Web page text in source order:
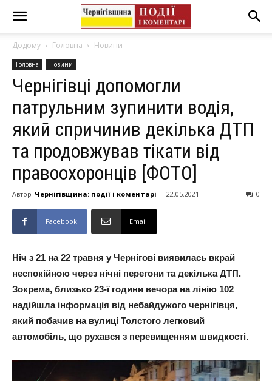
Додому Головна Новини
Головна Новини
Чернігівці допомогли
патрульним зупинити водія,
який спричинив декілька ДТП
та продовжував тікати від
правоохоронців [ФОТО]
Автор Чернігівщина: події і коментарі - 22.05.2021 0
Facebook Email
Ніч з 21 на 22 травня у Чернігові виявилась вкрай
неспокійною через нічні перегони та декілька ДТП.
Зокрема, близько 23-ї години вечора на лінію 102
надійшла інформація від небайдужого чернігівця,
який побачив на вулиці Толстого легковий
автомобіль, що рухався з перевищенням швидкості.